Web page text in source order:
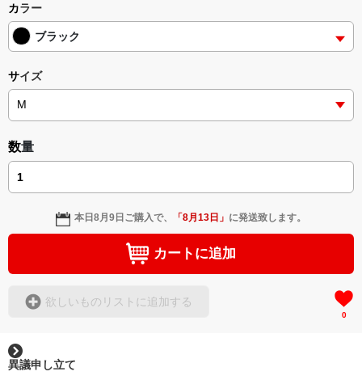
カラー
ブラック
サイズ
数量
本日8月9日 ご購入で、 「8月13日 」 に発送致します。
カートに追加
欲しいものリストに追加する
0
異議申し立て